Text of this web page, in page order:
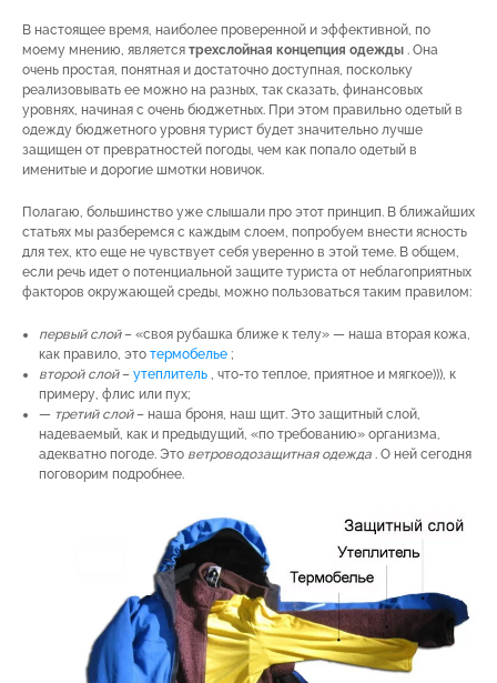
В настоящее время, наиболее проверенной и эффективной, по
моему мнению, является трехслойная концепция одежды . Она
очень простая, понятная и достаточно доступная, поскольку
реализовывать ее можно на разных, так сказать, финансовых
уровнях, начиная с очень бюджетных. При этом правильно одетый в
одежду бюджетного уровня турист будет значительно лучше
защищен от превратностей погоды, чем как попало одетый в
именитые и дорогие шмотки новичок.
Полагаю, большинство уже слышали про этот принцип. В ближайших
статьях мы разберемся с каждым слоем, попробуем внести ясность
для тех, кто еще не чувствует себя уверенно в этой теме. В общем,
если речь идет о потенциальной защите туриста от неблагоприятных
факторов окружающей среды, можно пользоваться таким правилом:
первый слой– «своя рубашка ближе к телу» — наша вторая кожа,
как правило, это термобелье ;
второй слой– утеплитель , что-то теплое, приятное и мягкое))), к
примеру, флис или пух;
— третий слой– наша броня, наш щит. Это защитный слой,
надеваемый, как и предыдущий, «по требованию» организма,
адекватно погоде. Это ветроводозащитная одежда . О ней сегодня
поговорим подробнее.